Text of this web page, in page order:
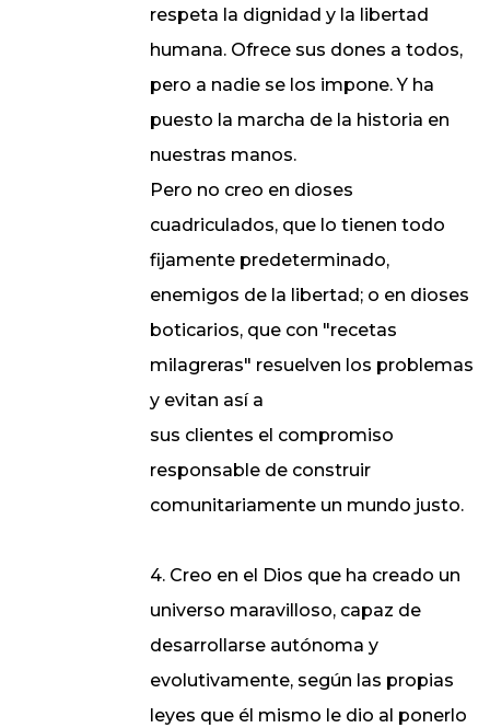
respeta la dignidad y la libertad
humana. Ofrece sus dones a todos,
pero a nadie se los impone. Y ha
puesto la marcha de la historia en
nuestras manos.
Pero no creo en dioses
cuadriculados, que lo tienen todo
fijamente predeterminado,
enemigos de la libertad; o en dioses
boticarios, que con "recetas
milagreras" resuelven los problemas
y evitan así a
sus clientes el compromiso
responsable de construir
comunitariamente un mundo justo.
4. Creo en el Dios que ha creado un
universo maravilloso, capaz de
desarrollarse autónoma y
evolutivamente, según las propias
leyes que él mismo le dio al ponerlo